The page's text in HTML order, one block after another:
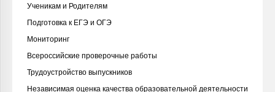
Ученикам и Родителям
Подготовка к ЕГЭ и ОГЭ
Мониторинг
Всероссийские проверочные работы
Трудоустройство выпускников
Независимая оценка качества образовательной деятельности